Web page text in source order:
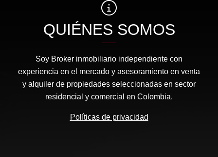
QUIÉNES SOMOS
Soy Broker inmobiliario independiente con
experiencia en el mercado y asesoramiento en venta
y alquiler de propiedades seleccionadas en sector
residencial y comercial en Colombia.
Políticas de privacidad